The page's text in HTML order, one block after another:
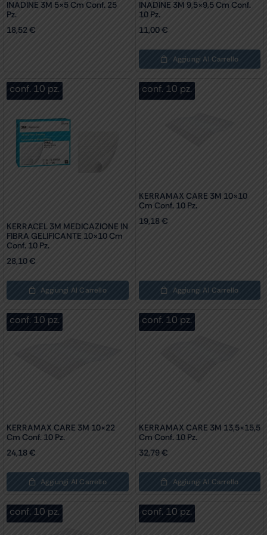
INADINE 3M 5×5 Cm Conf. 25
Pz.
18,52€
INADINE 3M 9,5×9,5 Cm Conf.
10 Pz.
11,00€
Aggiungi Al Carrello
conf. 10 pz.
KERRACEL 3M MEDICAZIONE IN
FIBRA GELIFICANTE 10×10 Cm
Conf. 10 Pz.
28,10€
Aggiungi Al Carrello
conf. 10 pz.
KERRAMAX CARE 3M 10×10
Cm Conf. 10 Pz.
19,18€
Aggiungi Al Carrello
conf. 10 pz.
KERRAMAX CARE 3M 10×22
Cm Conf. 10 Pz.
24,18€
Aggiungi Al Carrello
conf. 10 pz.
KERRAMAX CARE 3M 13,5×15,5
Cm Conf. 10 Pz.
32,79€
Aggiungi Al Carrello
conf. 10 pz. conf. 10 pz.